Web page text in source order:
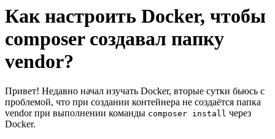
Как настроить Docker, чтобы
composer создавал папку
vendor?
Привет! Недавно начал изучать Docker, вторые сутки бьюсь с
проблемой, что при создании контейнера не создаётся папка
vendor при выполнении команды composer install через
Docker.